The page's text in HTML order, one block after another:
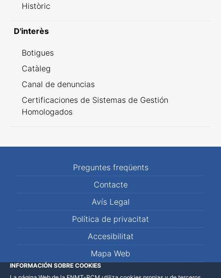
Històric
D'interès
Botigues
Catàleg
Canal de denuncias
Certificaciones de Sistemas de Gestión
Homologados
Preguntes freqüents
Contacte
Avís Legal
Política de privacitat
Accesibilitat
Mapa Web
INFORMACIÓN SOBRE COOKIES